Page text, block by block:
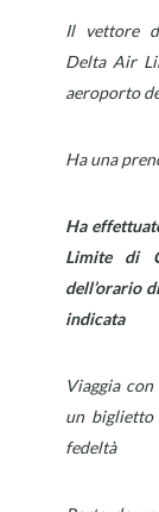
Il vettore
Delta Air
aeroporto
Ha una
Ha
Limite di
dell’orario
indicata
Viaggia
un biglietto
fedeltà